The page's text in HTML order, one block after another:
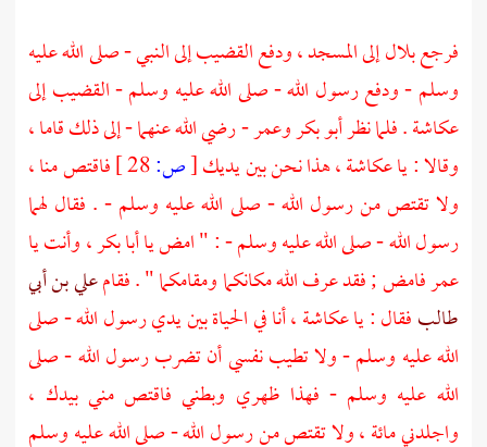
فرجعبلالإلى المسجد ، ودفع القضيب إلى النبي - صلى الله عليه
وسلم - ودفع رسول الله - صلى الله عليه وسلم - القضيب إلى
عكاشة. فلما نظرأبو بكروعمر- رضي الله عنهما - إلى ذلك قاما ،
وقالا : ياعكاشة، هذا نحن بين يديك[ص:
فاقتص منا ،
ولا تقتص من رسول الله - صلى الله عليه وسلم - . فقال لهما
رسول الله - صلى الله عليه وسلم - : " امض ياأبا بكر، وأنت يا
عمرفامض ; فقد عرف الله مكانكما ومقامكما " . فقامعلي بن أبي
طالبفقال : ياعكاشة، أنا في الحياة بين يدي رسول الله - صلى
الله عليه وسلم - ولا تطيب نفسي أن تضرب رسول الله - صلى
الله عليه وسلم - فهذا ظهري وبطني فاقتص مني بيدك ،
واجلدني مائة ، ولا تقتص من رسول الله - صلى الله عليه وسلم